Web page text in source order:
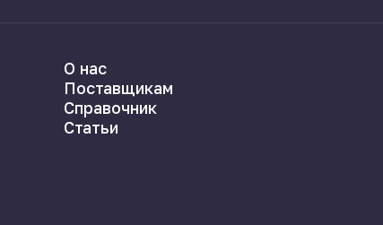
О нас
Поставщикам
Справочник
Статьи